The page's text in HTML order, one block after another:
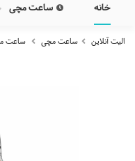
خانه ساعت مچی
الیت آنلاین ساعت مچی ساعت